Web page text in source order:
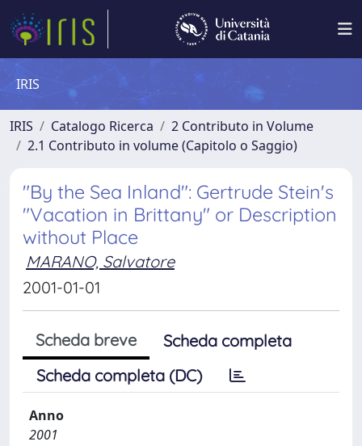
IRIS
IRIS Catalogo Ricerca
2 Contributo in Volume
2.1 Contributo in volume (Capitolo o Saggio)
"By the Sea Inland": Gertrude Stein's
"Vacation in Brittany" or Description
without Place
MARANO, Salvatore
2001-01-01
Scheda breve
Scheda completa
Scheda completa (DC)
Anno
2001